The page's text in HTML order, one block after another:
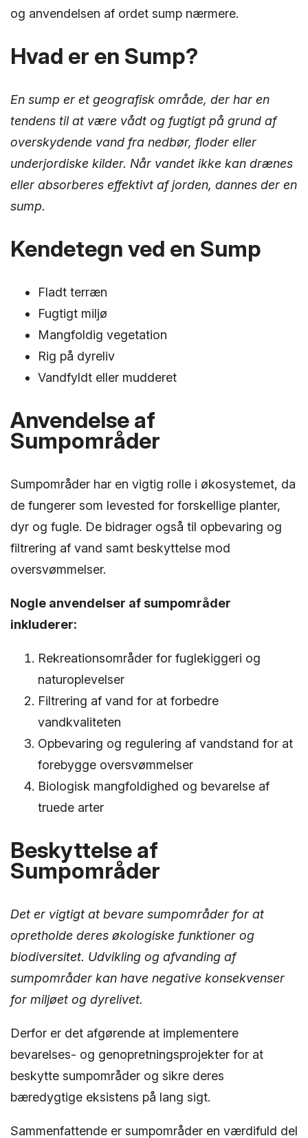
og anvendelsen af ordet sump nærmere.
Hvad er en Sump?
En sump er et geografisk område, der har en
tendens til at være vådt og fugtigt på grund af
overskydende vand fra nedbør, floder eller
underjordiske kilder. Når vandet ikke kan drænes
eller absorberes effektivt af jorden, dannes der en
sump.
Kendetegn ved en Sump
Fladt terræn
Fugtigt miljø
Mangfoldig vegetation
Rig på dyreliv
Vandfyldt eller mudderet
Anvendelse af
Sumpområder
Sumpområder har en vigtig rolle i økosystemet, da
de fungerer som levested for forskellige planter,
dyr og fugle. De bidrager også til opbevaring og
filtrering af vand samt beskyttelse mod
oversvømmelser.
Nogle anvendelser af sumpområder
inkluderer:
Rekreationsområder for fuglekiggeri og
naturoplevelser
Filtrering af vand for at forbedre
vandkvaliteten
Opbevaring og regulering af vandstand for at
forebygge oversvømmelser
Biologisk mangfoldighed og bevarelse af
truede arter
Beskyttelse af
Sumpområder
Det er vigtigt at bevare sumpområder for at
opretholde deres økologiske funktioner og
biodiversitet. Udvikling og afvanding af
sumpområder kan have negative konsekvenser
for miljøet og dyrelivet.
Derfor er det afgørende at implementere
bevarelses- og genopretningsprojekter for at
beskytte sumpområder og sikre deres
bæredygtige eksistens på lang sigt.
Sammenfattende er sumpområder en værdifuld del